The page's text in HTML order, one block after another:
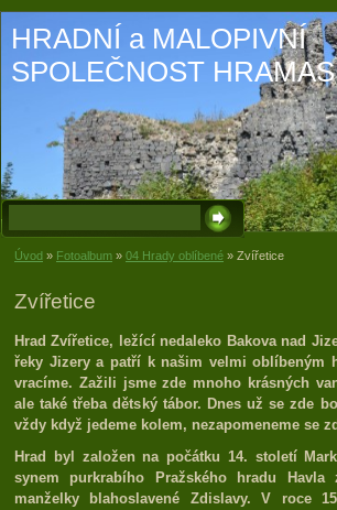
HRADNÍ a MALOPIVNÍ
SPOLEČNOST HRAMAS
Úvod » Fotoalbum » 04 Hrady oblíbené » Zvířetice
Zvířetice
Hrad Zvířetice, ležící nedaleko Bakova nad
řeky Jizery a patří k našim velmi oblíbeným
vracíme. Zažili jsme zde mnoho krásných
ale také třeba dětský tábor. Dnes už se zde
vždy když jedeme kolem, nezapomeneme se
Hrad byl založen na počátku 14. století
synem purkrabího Pražského hradu
manželky blahoslavené Zdislavy. V roce